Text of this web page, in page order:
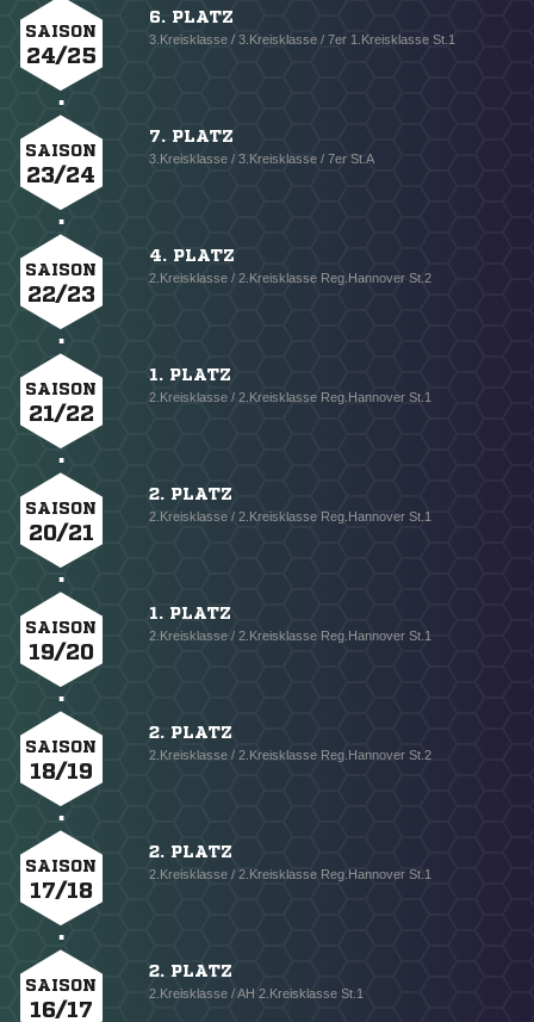
SAISON
24/25
6. PLATZ
3.Kreisklasse / 3.Kreisklasse / 7er 1.Kreisklasse St.1
SAISON
23/24
7. PLATZ
3.Kreisklasse / 3.Kreisklasse / 7er St.A
SAISON
22/23
4. PLATZ
2.Kreisklasse / 2.Kreisklasse Reg.Hannover St.2
SAISON
21/22
1. PLATZ
2.Kreisklasse / 2.Kreisklasse Reg.Hannover St.1
SAISON
20/21
2. PLATZ
2.Kreisklasse / 2.Kreisklasse Reg.Hannover St.1
SAISON
19/20
1. PLATZ
2.Kreisklasse / 2.Kreisklasse Reg.Hannover St.1
SAISON
18/19
2. PLATZ
2.Kreisklasse / 2.Kreisklasse Reg.Hannover St.2
SAISON
17/18
2. PLATZ
2.Kreisklasse / 2.Kreisklasse Reg.Hannover St.1
SAISON
16/17
2. PLATZ
2.Kreisklasse / AH 2.Kreisklasse St.1